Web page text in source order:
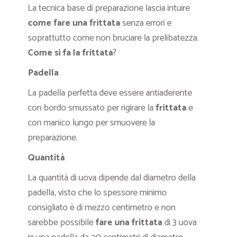
La tecnica base di preparazione lascia intuire
come fare una frittatasenza errori e
soprattutto come non bruciare la prelibatezza.
Come si fa la frittata?
Padella
La padella perfetta deve essere antiaderente
con bordo smussato per rigirare lafrittatae
con manico lungo per smuovere la
preparazione.
Quantità
La quantità di uova dipende dal diametro della
padella, visto che lo spessore minimo
consigliato è di mezzo centimetro e non
sarebbe possibilefare una frittatadi 3 uova